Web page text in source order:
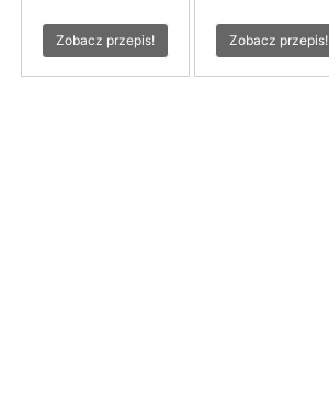
Zobacz przepis! Zobacz przepis!